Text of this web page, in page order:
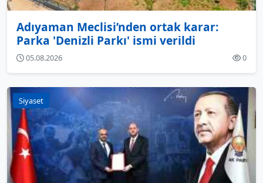
Adıyaman Meclisi’nden ortak karar:
Parka 'Denizli Parkı' ismi verildi
05.08.2026 0
Siyaset